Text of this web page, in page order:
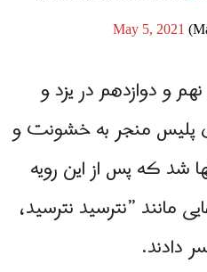
May 5, 2021
و دوازدهم در یزد و
پلیس منجر به خشونت و
شد که پس از این رویه
مانند ”نترسید نترسید،
دادند.